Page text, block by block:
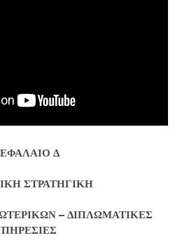
Δ
ΣΤΡΑΤΗΓΙΚΗ
– ΔΙΠΛΩΜΑΤΙΚΕΣ